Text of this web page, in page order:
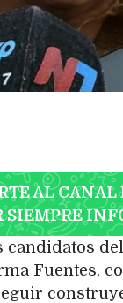
AL CANAL
SIEMPRE
Fuentes,